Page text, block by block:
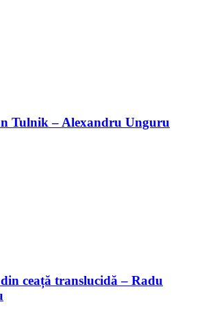
Tulnik – Alexandru Unguru
ceață translucidă – Radu